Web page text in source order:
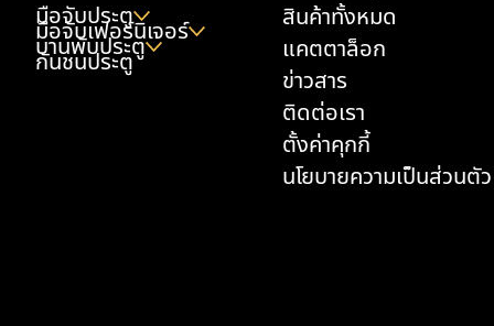
มือจับประตู
มือจับเฟอร์นิเจอร์
บานพับประตู
กันชนประตู
สินค้าทั้งหมด
แคตตาล็อก
ข่าวสาร
ติดต่อเรา
ตั้งค่าคุกกี้
นโยบายความเป็นส่วนตัว